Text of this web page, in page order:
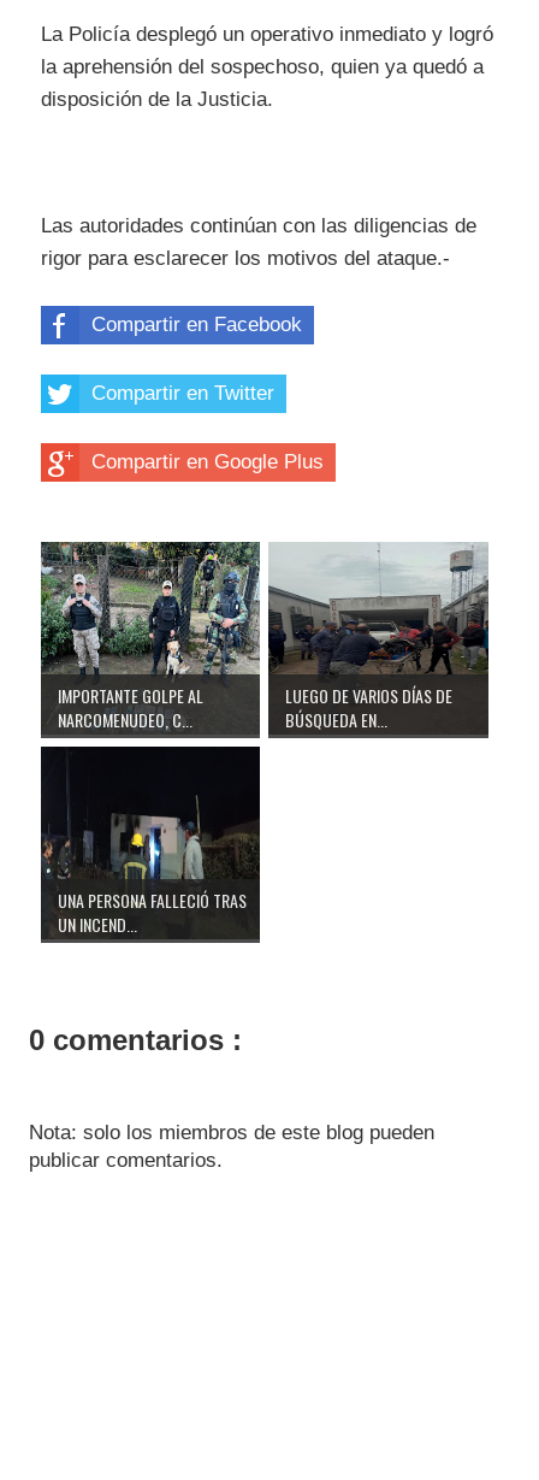
La Policía desplegó un operativo inmediato y logró
la aprehensión del sospechoso, quien ya quedó a
disposición de la Justicia.
Las autoridades continúan con las diligencias de
rigor para esclarecer los motivos del ataque.-
Compartir en Facebook
Compartir en Twitter
Compartir en Google Plus
IMPORTANTE GOLPE AL
NARCOMENUDEO, C...
LUEGO DE VARIOS DÍAS DE
BÚSQUEDA EN...
UNA PERSONA FALLECIÓ TRAS
UN INCEND...
0 comentarios :
Nota: solo los miembros de este blog pueden
publicar comentarios.